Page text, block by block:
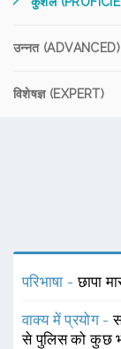
उन्नत (ADVANCED)
विशेषज्ञ (EXPERT)
परिभाषा -छापा
वाक्य में प्रयोग -
से पुलिस को कुछ